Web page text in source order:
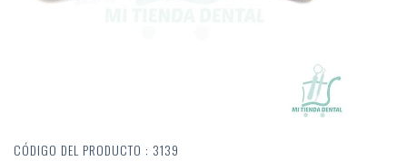
CÓDIGO DEL PRODUCTO : 3139